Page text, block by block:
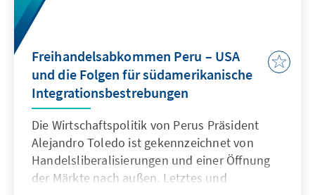
investigación a fin de elaborar un diagnóstico
del problema y lanzar propuestas de solución
el debate nacional respecto a este importante
tema.
Freihandelsabkommen Peru – USA
und die Folgen für südamerikanische
Integrationsbestrebungen
Die Wirtschaftspolitik von Perus Präsident
Alejandro Toledo ist gekennzeichnet von
Handelsliberalisierungen und einer Öffnung
der Märkte nach außen. Letztes und